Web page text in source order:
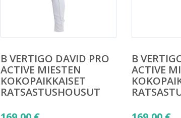
B VERTIGO DAVID PRO
ACTIVE MIESTEN
KOKOPAIKKAISET
RATSASTUSHOUSUT
B
ACTIVE